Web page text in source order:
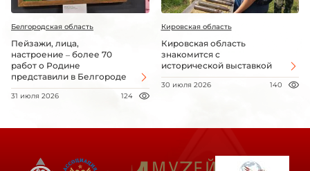
Белгородская область
Пейзажи, лица,
настроение – более 70
работ о Родине
представили в Белгороде
31 июля 2026 124
Кировская область
Кировская область
знакомится с
исторической выставкой
30 июля 2026 140